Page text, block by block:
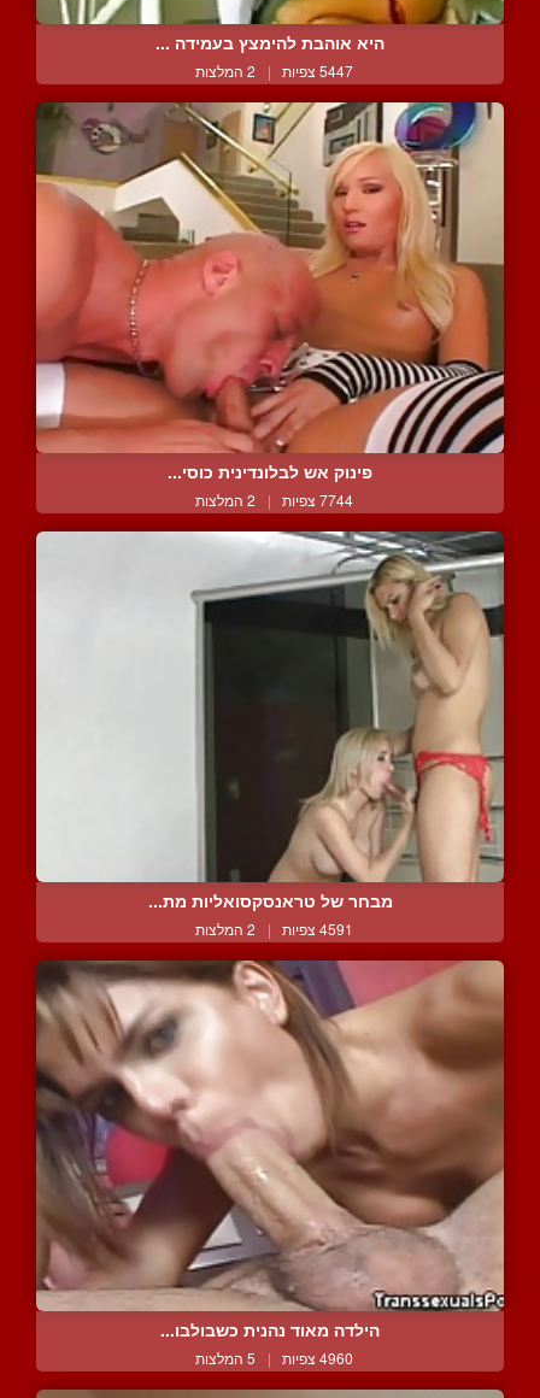
היא אוהבת להימצץ בעמידה ...
5447 צפיות | 2 המלצות
פינוק אש לבלונדינית כוסי...
7744 צפיות | 2 המלצות
מבחר של טראנסקסואליות מת...
4591 צפיות | 2 המלצות
הילדה מאוד נהנית כשבולבו...
4960 צפיות | 5 המלצות